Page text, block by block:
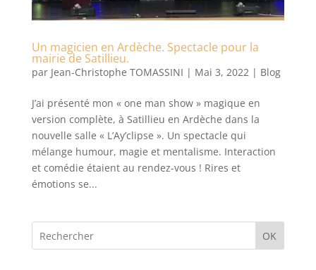
Un magicien en Ardèche. Spectacle pour la
mairie de Satillieu.
par Jean-Christophe TOMASSINI | Mai 3, 2022| Blog
J’ai présenté mon « one man show » magique en
version complète, à Satillieu en Ardèche dans la
nouvelle salle « L’Ay’clipse ». Un spectacle qui
mélange humour, magie et mentalisme. Interaction
et comédie étaient au rendez-vous ! Rires et
émotions se...
OK